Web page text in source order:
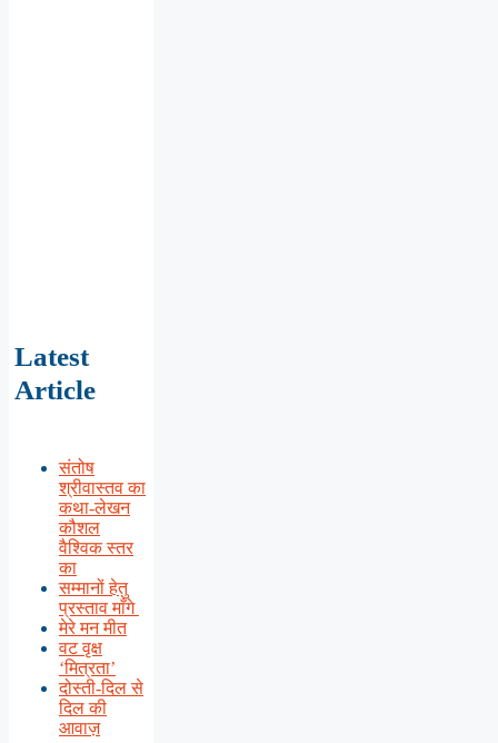
Latest
Article
संतोष
श्रीवास्तव का
कथा-लेखन
कौशल
वैश्विक स्तर
का
सम्मानों हेतु
प्रस्ताव माँगे
मेरे मन मीत
वट वृक्ष
‘मित्रता’
दोस्ती-दिल से
दिल की
आवाज़